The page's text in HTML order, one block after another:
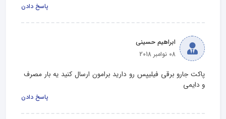
پاسخ دادن
ابراهیم حسینی
08 نوامبر 2018
پاکت جارو برقی فیلیپس رو دارید برامون ارسال کنید یه بار مصرف
و دایمی
پاسخ دادن